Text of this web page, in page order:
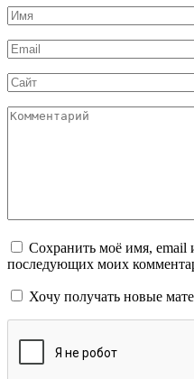
Имя
*
Email
*
Сайт
Комментарий
Сохранить моё имя, email
последующих моих
Хочу получать новые